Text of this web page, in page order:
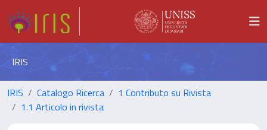
IRIS
IRIS Catalogo Ricerca
1 Contributo su Rivista
1.1 Articolo in rivista